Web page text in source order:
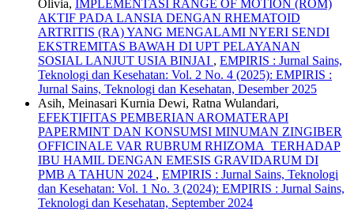
Olivia, IMPLEMENTASI RANGE OF MOTION (ROM)
AKTIF PADA LANSIA DENGAN RHEMATOID
ARTRITIS (RA) YANG MENGALAMI NYERI SENDI
EKSTREMITAS BAWAH DI UPT PELAYANAN
SOSIAL LANJUT USIA BINJAI , EMPIRIS : Jurnal Sains,
Teknologi dan Kesehatan: Vol. 2 No. 4 (2025): EMPIRIS :
Jurnal Sains, Teknologi dan Kesehatan, Desember 2025
Asih, Meinasari Kurnia Dewi, Ratna Wulandari,
EFEKTIFITAS PEMBERIAN AROMATERAPI
PAPERMINT DAN KONSUMSI MINUMAN ZINGIBER
OFFICINALE VAR RUBRUM RHIZOMA TERHADAP
IBU HAMIL DENGAN EMESIS GRAVIDARUM DI
PMB A TAHUN 2024 , EMPIRIS : Jurnal Sains, Teknologi
dan Kesehatan: Vol. 1 No. 3 (2024): EMPIRIS : Jurnal Sains,
Teknologi dan Kesehatan, September 2024